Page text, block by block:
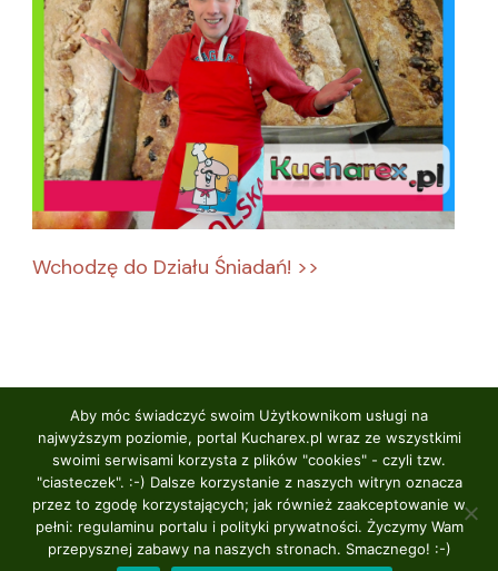
Wchodzę do Działu Śniadań! >>
2024 © Kucharex.pl - wszelkie prawa zastrzeżone.
Logo portalu by Igor Żakowski.Spicy Recipe |
Stworzona przez Blossom Themes. Wspierany
przez
WordPress.
Aby móc świadczyć swoim Użytkownikom usługi na
najwyższym poziomie, portal Kucharex.pl wraz ze wszystkimi
swoimi serwisami korzysta z plików "cookies" - czyli tzw.
"ciasteczek". :-) Dalsze korzystanie z naszych witryn oznacza
przez to zgodę korzystających; jak również zaakceptowanie w
pełni: regulaminu portalu i polityki prywatności. Życzymy Wam
przepysznej zabawy na naszych stronach. Smacznego! :-)